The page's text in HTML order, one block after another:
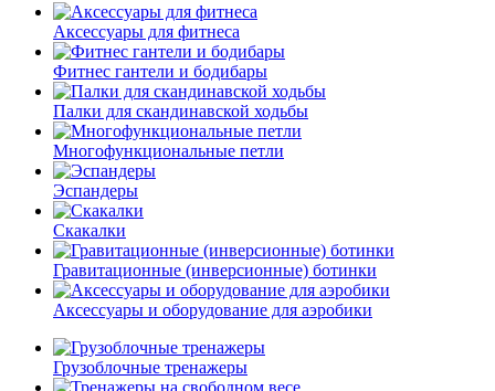
Аксессуары для фитнеса
Фитнес гантели и бодибары
Палки для скандинавской ходьбы
Многофункциональные петли
Эспандеры
Скакалки
Гравитационные (инверсионные) ботинки
Аксессуары и оборудование для аэробики
Грузоблочные тренажеры